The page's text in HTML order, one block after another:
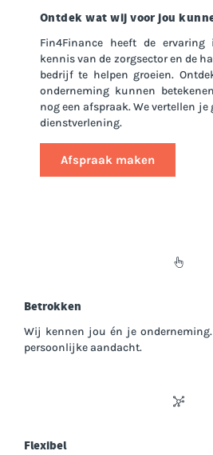
Ontdek wat wij voor jou
Fin4Finance heeft de
kennis van de zorgsector en de
bedrijf te helpen groeien.
onderneming kunnen
nog een afspraak. We vertellen je
dienstverlening.
Afspraak maken
Betrokken
Wij kennen jou én je
persoonlijke aandacht.
Flexibel